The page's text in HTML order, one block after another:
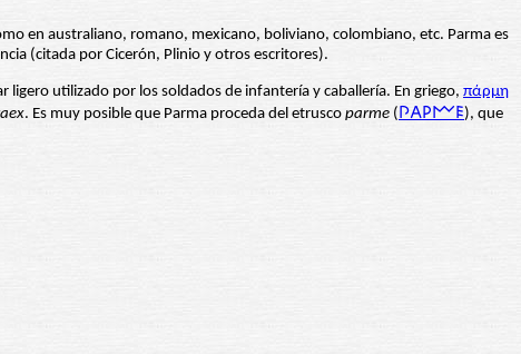
en australiano, romano, mexicano, boliviano, colombiano, etc. Parma es
(citada por Cicerón, Plinio y otros escritores).
ligero utilizado por los soldados de infantería y caballería. En griego, πάρμη
. Es muy posible que Parma proceda del etrusco parme (𐌐𐌀𐌓𐌌𐌄), que